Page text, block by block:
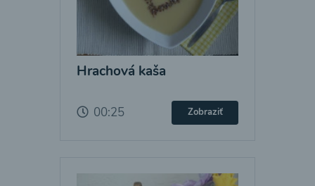
Hrachová kaša
00:25 Zobraziť